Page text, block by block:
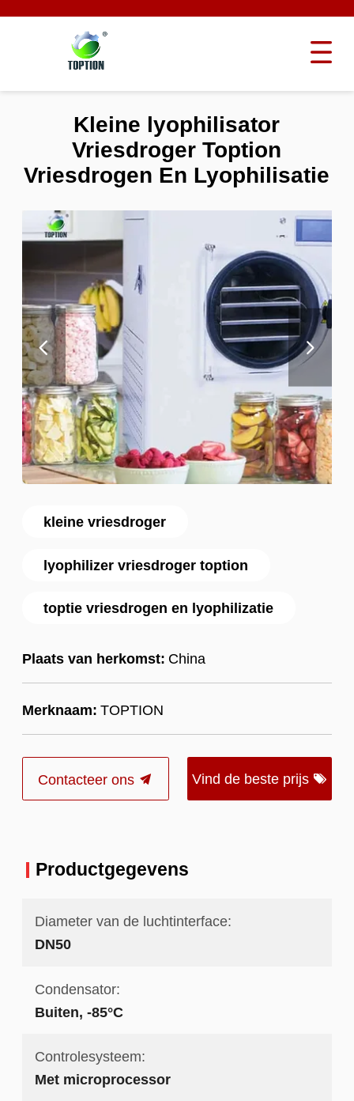
kleine vriesdroger
lyophilizer vriesdroger toption
toptie vriesdrogen en lyophilizatie
Plaats van herkomst: China
Merknaam: TOPTION
Contacteer ons Vind de beste prijs
Kleine lyophilisator
Vriesdroger Toption
Vriesdrogen En Lyophilisatie
Productgegevens
Diameter van de luchtinterface:
DN50
Condensator:
Buiten, -85°C
Controlesysteem:
Met microprocessor